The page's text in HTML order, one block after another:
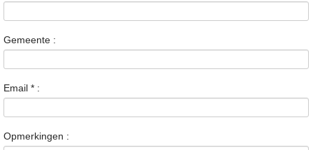
Gemeente :
Email * :
Opmerkingen :